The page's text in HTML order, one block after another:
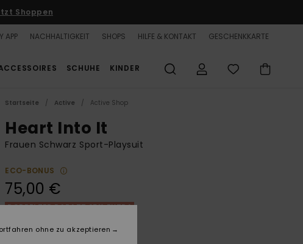
Shoppen
APP NACHHALTIGKEIT SHOPS HILFE & KONTAKT GESCHENKKARTE
SCHUHE KINDER
Startseite Active Active Shop
Heart Into It
Frauen Schwarz Sport-Playsuit
ECO-BONUS
75,00 €
DOPPELTER RABATT 25% EXTRA
ohne zu akzeptieren